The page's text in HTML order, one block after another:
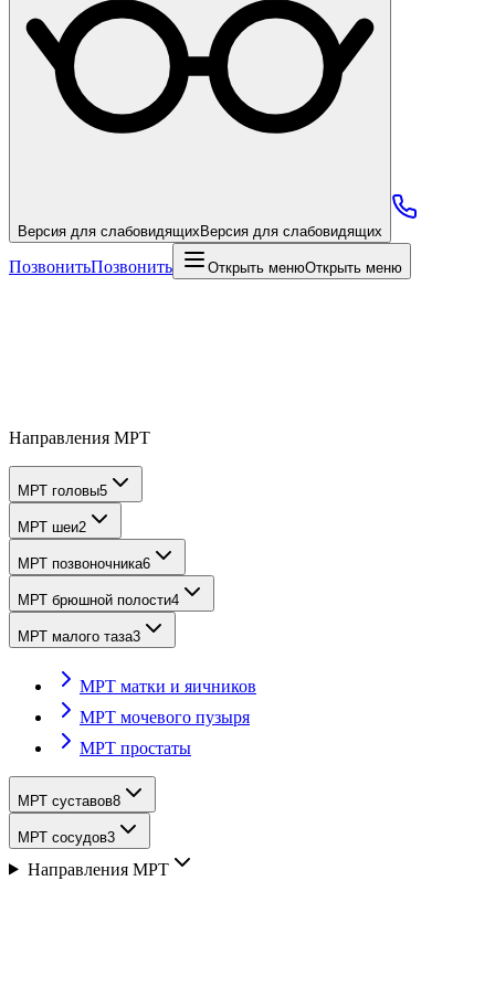
Версия для слабовидящих Версия для слабовидящих
ПозвонитьПозвонить Открыть менюОткрыть меню
Направления МРТ
МРТ головы5
МРТ шеи2
МРТ позвоночника6
МРТ брюшной полости4
МРТ малого таза3
МРТ матки и яичников
МРТ мочевого пузыря
МРТ простаты
МРТ суставов8
МРТ сосудов3
Направления МРТ